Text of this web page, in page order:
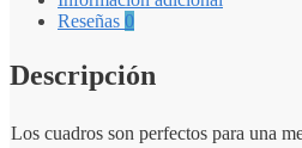
Reseñas 0
Descripción
Los cuadros son perfectos para una